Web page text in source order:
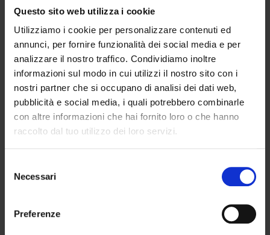
Questo sito web utilizza i cookie
Utilizziamo i cookie per personalizzare contenuti ed
annunci, per fornire funzionalità dei social media e per
analizzare il nostro traffico. Condividiamo inoltre
informazioni sul modo in cui utilizzi il nostro sito con i
nostri partner che si occupano di analisi dei dati web,
pubblicità e social media, i quali potrebbero combinarle
con altre informazioni che hai fornito loro o che hanno
raccolto dal tuo utilizzo dei loro servizi.
delNecessari
Preferenze
Catalogo Biolife - Biogenetics
Contattaci
Contattaci persupporto tecnico, informazioni commercialiorichieste
specifiche.
Siamo a disposizione con risposte chiare, rapide e dedicate.